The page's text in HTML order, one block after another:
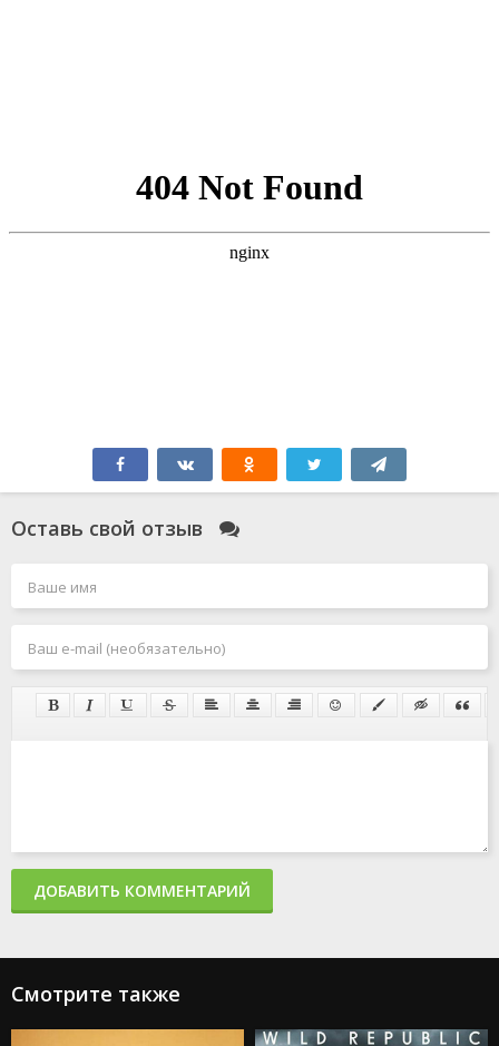
Оставь свой отзыв
ДОБАВИТЬ КОММЕНТАРИЙ
Смотрите также